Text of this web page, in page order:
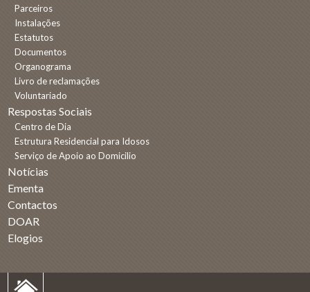
Parceiros
Instalações
Estatutos
Documentos
Organograma
Livro de reclamações
Voluntariado
Respostas Sociais
Centro de Dia
Estrutura Residencial para Idosos
Serviço de Apoio ao Domicilio
Notícias
Ementa
Contactos
DOAR
Elogios